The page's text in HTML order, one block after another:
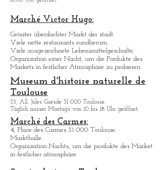
contemporain.
Täglich ausser Montags und Dienstags
Marché Victor Hugo:
Grösster überdachter Markt der stadt.
Viele nette restaurants rundherum.
Viele ausgezeichnete Lebensmittelgeschafte.
Organization einer Nacht, um die Pordukte des
Markets in festlicher Atmosphäre zu probieren.
Museum d'histoire naturelle de
Toulouse
35, All. Jules Guesde 31 000 Toulouse.
Täglich ausser Montags von 10 bis 18 Uhr geöffnet.
Marché des Carmes:
4, Place des Carmes 31 000 Toulouse.